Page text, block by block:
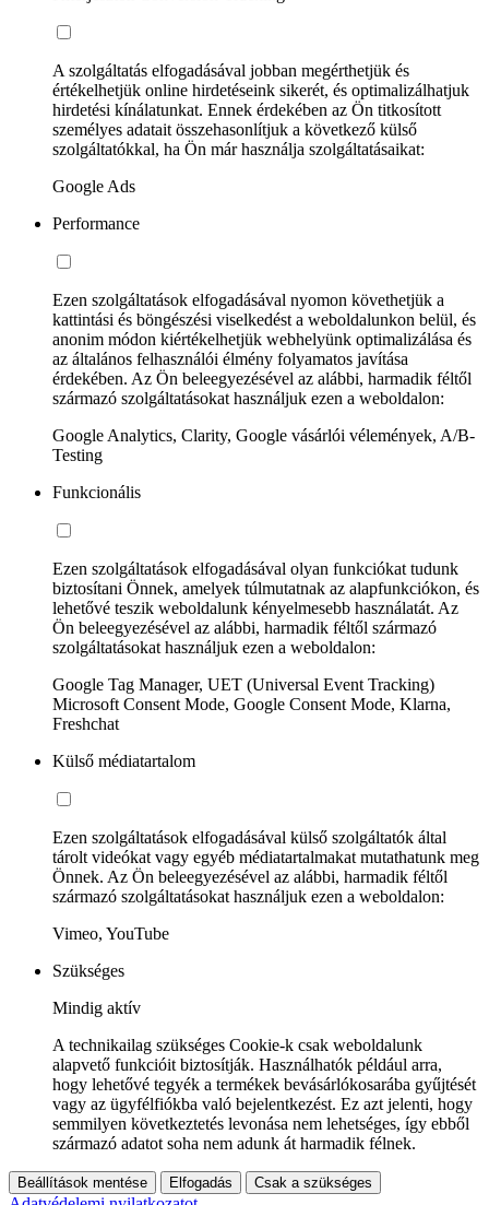
A szolgáltatás elfogadásával jobban megérthetjük és
értékelhetjük online hirdetéseink sikerét, és optimalizálhatjuk
hirdetési kínálatunkat. Ennek érdekében az Ön titkosított
személyes adatait összehasonlítjuk a következő külső
szolgáltatókkal, ha Ön már használja szolgáltatásaikat:
Google Ads
Performance
Ezen szolgáltatások elfogadásával nyomon követhetjük a
kattintási és böngészési viselkedést a weboldalunkon belül, és
anonim módon kiértékelhetjük webhelyünk optimalizálása és
az általános felhasználói élmény folyamatos javítása
érdekében. Az Ön beleegyezésével az alábbi, harmadik féltől
származó szolgáltatásokat használjuk ezen a weboldalon:
Google Analytics, Clarity, Google vásárlói vélemények, A/B-
Testing
Funkcionális
Ezen szolgáltatások elfogadásával olyan funkciókat tudunk
biztosítani Önnek, amelyek túlmutatnak az alapfunkciókon, és
lehetővé teszik weboldalunk kényelmesebb használatát. Az
Ön beleegyezésével az alábbi, harmadik féltől származó
szolgáltatásokat használjuk ezen a weboldalon:
Google Tag Manager, UET (Universal Event Tracking)
Microsoft Consent Mode, Google Consent Mode, Klarna,
Freshchat
Külső médiatartalom
Ezen szolgáltatások elfogadásával külső szolgáltatók által
tárolt videókat vagy egyéb médiatartalmakat mutathatunk meg
Önnek. Az Ön beleegyezésével az alábbi, harmadik féltől
származó szolgáltatásokat használjuk ezen a weboldalon:
Vimeo, YouTube
Szükséges
Mindig aktív
A technikailag szükséges Cookie-k csak weboldalunk
alapvető funkcióit biztosítják. Használhatók például arra,
hogy lehetővé tegyék a termékek bevásárlókosarába gyűjtését
vagy az ügyfélfiókba való bejelentkezést. Ez azt jelenti, hogy
semmilyen következtetés levonása nem lehetséges, így ebből
származó adatot soha nem adunk át harmadik félnek.
Beállítások mentése Elfogadás Csak a szükséges